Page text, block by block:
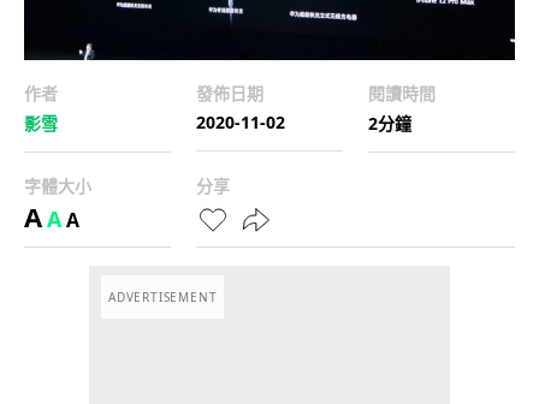
作者
影雪
發佈日期
2020-11-02
閱讀時間
2分鐘
字體大小
AAA
分享
ADVERTISEMENT